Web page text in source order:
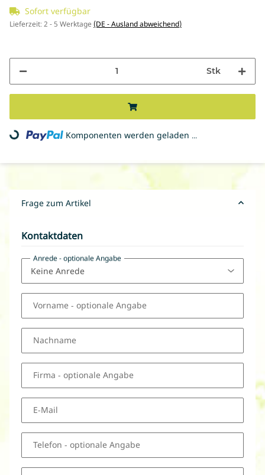
Sofort verfügbar
Lieferzeit:2 - 5 Werktage (DE - Ausland abweichend)
Stk
Loading... Komponenten werden geladen ...
Frage zum Artikel
Kontaktdaten
Anrede- optionale Angabe
Vorname - optionale Angabe
Nachname
Firma - optionale Angabe
E-Mail
Telefon - optionale Angabe